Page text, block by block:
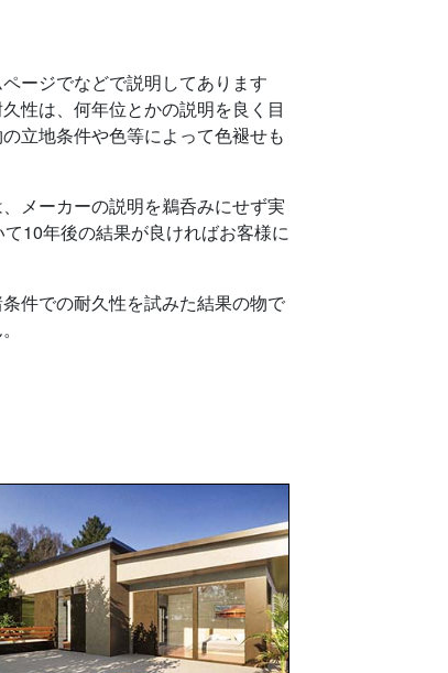
ージでなどで説明してあります
性は、何年位とかの説明を良く目
立地条件や色等によって色褪せも
メーカーの説明を鵜呑みにせず実
10年後の結果が良ければお客様に
件での耐久性を試みた結果の物で